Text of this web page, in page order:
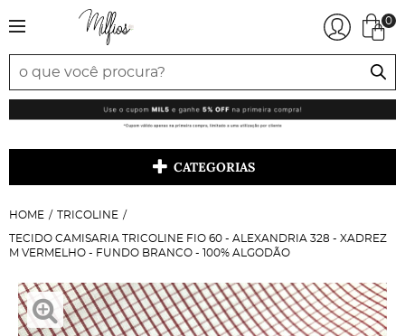
0
CATEGORIAS
HOME TRICOLINE
TECIDO CAMISARIA TRICOLINE FIO 60 - ALEXANDRIA 328 - XADREZ
M VERMELHO - FUNDO BRANCO - 100% ALGODÃO